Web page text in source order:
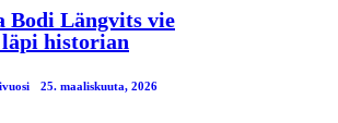
Bodi Längvits vie
historian
25. maaliskuuta, 2026